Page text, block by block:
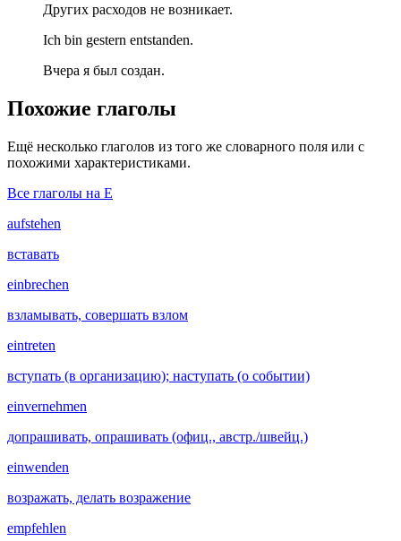
Других расходов не возникает.
Ich bin gestern entstanden.
Вчера я был создан.
Похожие глаголы
Ещё несколько глаголов из того же словарного поля или с
похожими характеристиками.
Все глаголы на E
aufstehen
вставать
einbrechen
взламывать, совершать взлом
eintreten
вступать (в организацию); наступать (о событии)
einvernehmen
допрашивать, опрашивать (офиц., австр./швейц.)
einwenden
возражать, делать возражение
empfehlen